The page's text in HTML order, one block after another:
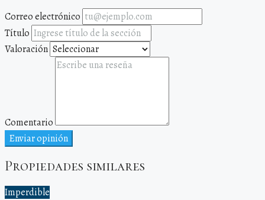
Correo electrónico
Título
Valoración
Comentario
Enviar opinión
Propiedades similares
Imperdible